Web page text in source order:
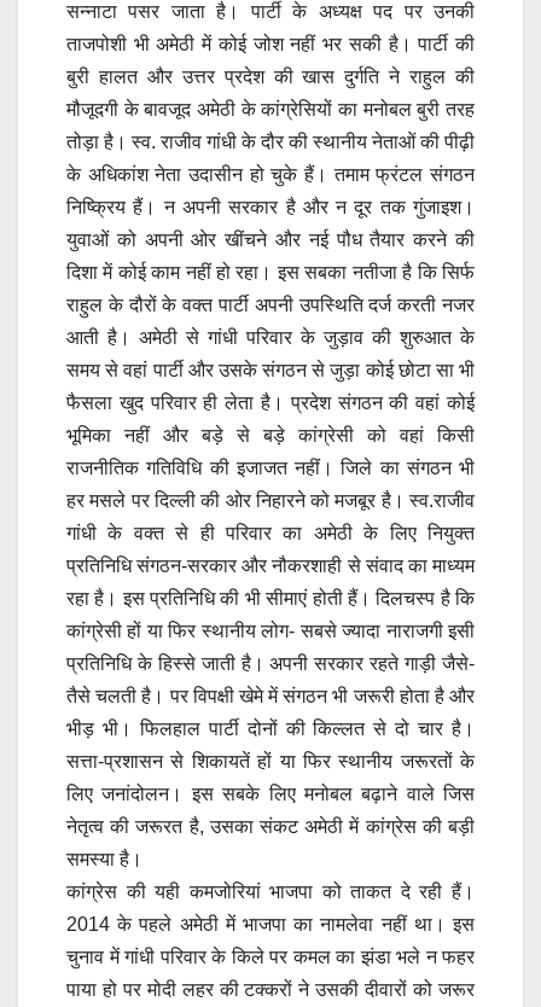
सन्नाटा पसर जाता है। पार्टी के अध्यक्ष पद पर उनकी
ताजपोशी भी अमेठी में कोई जोश नहीं भर सकी है। पार्टी की
बुरी हालत और उत्तर प्रदेश की खास दुर्गति ने राहुल की
मौजूदगी के बावजूद अमेठी के कांग्रेसियों का मनोबल बुरी तरह
तोड़ा है। स्व. राजीव गांधी के दौर की स्थानीय नेताओं की पीढ़ी
के अधिकांश नेता उदासीन हो चुके हैं। तमाम फ्रंटल संगठन
निष्क्रिय हैं। न अपनी सरकार है और न दूर तक गुंजाइश।
युवाओं को अपनी ओर खींचने और नई पौध तैयार करने की
दिशा में कोई काम नहीं हो रहा। इस सबका नतीजा है कि सिर्फ
राहुल के दौरों के वक्त पार्टी अपनी उपस्थिति दर्ज करती नजर
आती है। अमेठी से गांधी परिवार के जुड़ाव की शुरुआत के
समय से वहां पार्टी और उसके संगठन से जुड़ा कोई छोटा सा भी
फैसला खुद परिवार ही लेता है। प्रदेश संगठन की वहां कोई
भूमिका नहीं और बड़े से बड़े कांग्रेसी को वहां किसी
राजनीतिक गतिविधि की इजाजत नहीं। जिले का संगठन भी
हर मसले पर दिल्ली की ओर निहारने को मजबूर है। स्व.राजीव
गांधी के वक्त से ही परिवार का अमेठी के लिए नियुक्त
प्रतिनिधि संगठन-सरकार और नौकरशाही से संवाद का माध्यम
रहा है। इस प्रतिनिधि की भी सीमाएं होती हैं। दिलचस्प है कि
कांग्रेसी हों या फिर स्थानीय लोग- सबसे ज्यादा नाराजगी इसी
प्रतिनिधि के हिस्से जाती है। अपनी सरकार रहते गाड़ी जैसे-
तैसे चलती है। पर विपक्षी खेमे में संगठन भी जरूरी होता है और
भीड़ भी। फिलहाल पार्टी दोनों की किल्लत से दो चार है।
सत्ता-प्रशासन से शिकायतें हों या फिर स्थानीय जरूरतों के
लिए जनांदोलन। इस सबके लिए मनोबल बढ़ाने वाले जिस
नेतृत्व की जरूरत है, उसका संकट अमेठी में कांग्रेस की बड़ी
समस्या है।
कांग्रेस की यही कमजोरियां भाजपा को ताकत दे रही हैं।
2014 के पहले अमेठी में भाजपा का नामलेवा नहीं था। इस
चुनाव में गांधी परिवार के किले पर कमल का झंडा भले न फहर
पाया हो पर मोदी लहर की टक्करों ने उसकी दीवारों को जरूर